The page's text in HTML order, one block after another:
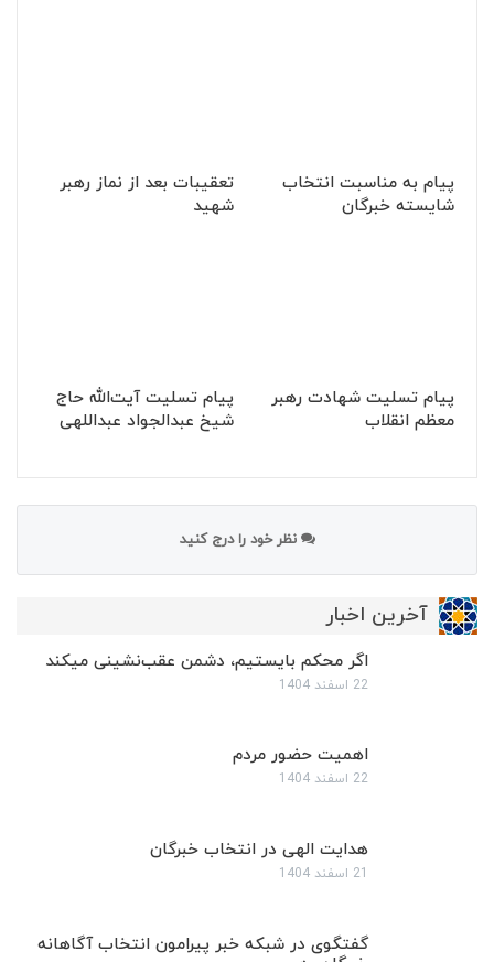
پیام به مناسبت انتخاب
شایسته خبرگان
تعقیبات بعد از نماز رهبر
شهید
پیام تسلیت شهادت رهبر
معظم انقلاب
پیام تسلیت آیت‌الله حاج
شیخ عبدالجواد عبداللهی
نظر خود را درج کنید
آخرین اخبار
اگر محکم بایستیم، دشمن عقب‌نشینی میکند
22 اسفند 1404
اهمیت حضور مردم
22 اسفند 1404
هدایت الهی در انتخاب خبرگان
21 اسفند 1404
گفتگوی در شبکه خبر پیرامون انتخاب آگاهانه